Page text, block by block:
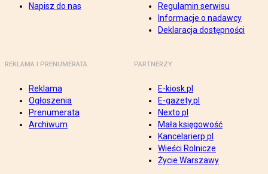
Napisz do nas
Regulamin serwisu
Informacje o nadawcy
Deklaracja dostępności
REKLAMA I PRENUMERATA
Reklama
Ogłoszenia
Prenumerata
Archiwum
PARTNERZY
E-kiosk.pl
E-gazety.pl
Nexto.pl
Mała księgowość
Kancelarierp.pl
Wieści Rolnicze
Życie Warszawy